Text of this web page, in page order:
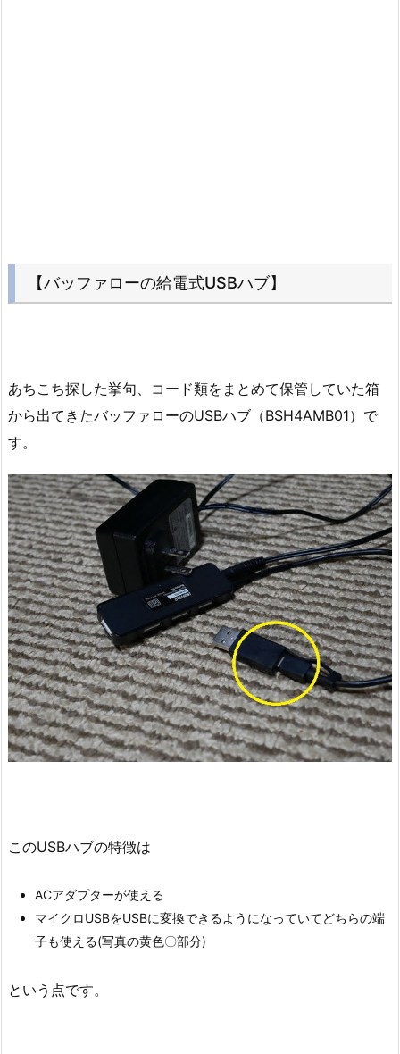
【バッファローの給電式USBハブ】
あちこち探した挙句、コード類をまとめて保管していた箱
から出てきたバッファローのUSBハブ（BSH4AMB01）で
す。
このUSBハブの特徴は
ACアダプターが使える
マイクロUSBをUSBに変換できるようになっていてどちらの端
子も使える(写真の黄色〇部分)
という点です。